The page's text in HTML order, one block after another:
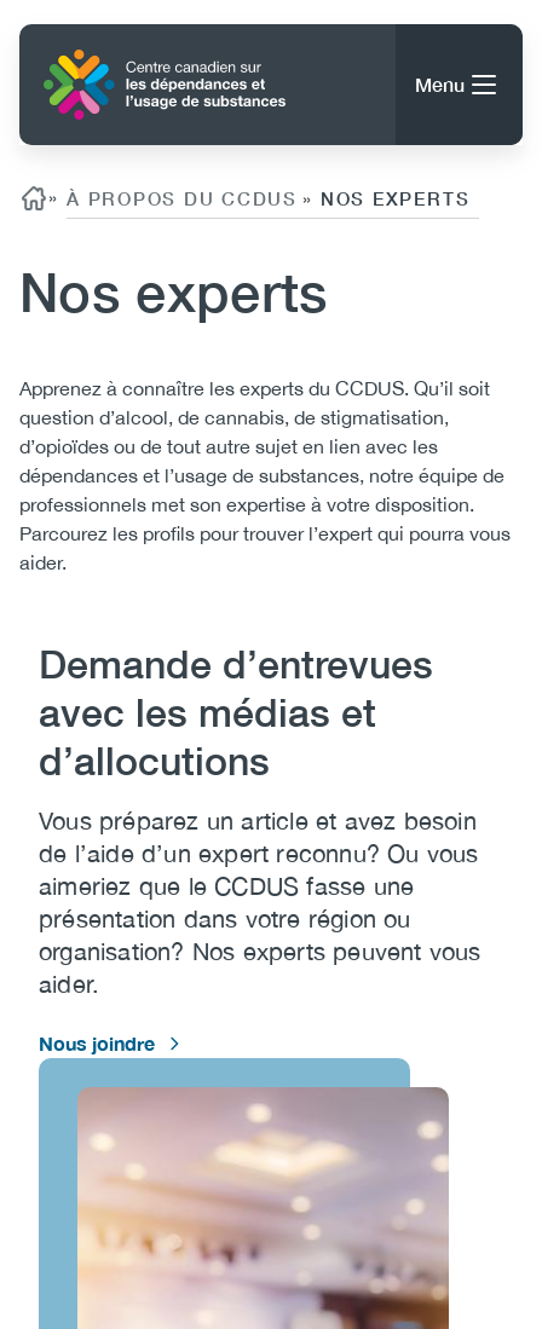
au
contenu
principal
Accueil
Menu
Rechercher
Main
navigation
(CCSA)
(Mobile)
À propos du CCDUS
Utility
Menu
Publications
Données
Nouvelles
Événements
Fil d'ariane
» À PROPOS DU CCDUS » NOS EXPERTS
Nos experts
Body
Apprenez à connaître les experts du CCDUS. Qu’il soit
question d’alcool, de cannabis, de stigmatisation,
d’opioïdes ou de tout autre sujet en lien avec les
dépendances et l’usage de substances, notre équipe de
professionnels met son expertise à votre disposition.
Parcourez les profils pour trouver l’expert qui pourra vous
aider.
Demande d’entrevues
avec les médias et
d’allocutions
Vous préparez un article et avez besoin
de l’aide d’un expert reconnu? Ou vous
aimeriez que le CCDUS fasse une
présentation dans votre région ou
organisation? Nos experts peuvent vous
aider.
Nous joindre
Image